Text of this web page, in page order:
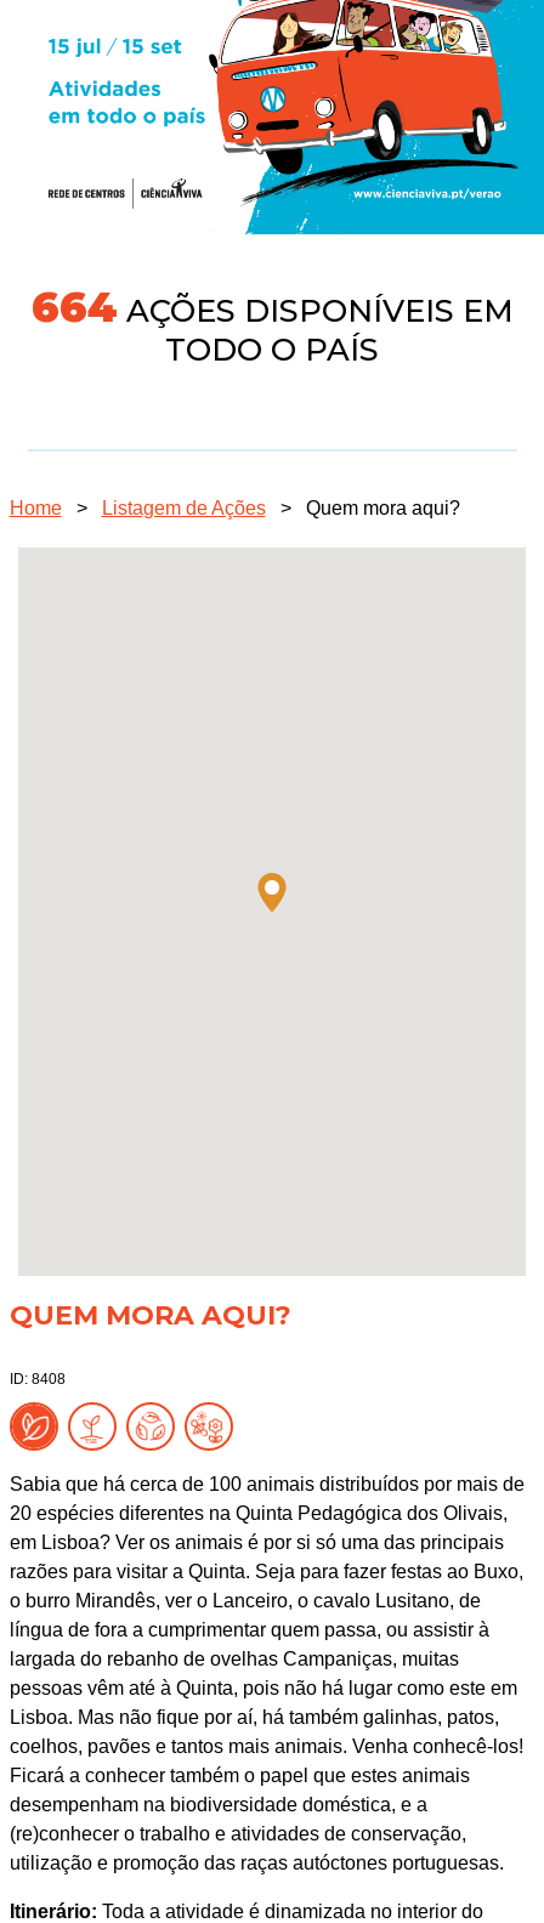
718AÇÕES DISPONÍVEIS EM
TODO O PAÍS
Home > Listagem de Ações > Quem mora aqui?
QUEM MORA AQUI?
ID: 8408
Sabia que há cerca de 100 animais distribuídos por mais de
20 espécies diferentes na Quinta Pedagógica dos Olivais,
em Lisboa? Ver os animais é por si só uma das principais
razões para visitar a Quinta. Seja para fazer festas ao Buxo,
o burro Mirandês, ver o Lanceiro, o cavalo Lusitano, de
língua de fora a cumprimentar quem passa, ou assistir à
largada do rebanho de ovelhas Campaniças, muitas
pessoas vêm até à Quinta, pois não há lugar como este em
Lisboa. Mas não fique por aí, há também galinhas, patos,
coelhos, pavões e tantos mais animais. Venha conhecê-los!
Ficará a conhecer também o papel que estes animais
desempenham na biodiversidade doméstica, e a
(re)conhecer o trabalho e atividades de conservação,
utilização e promoção das raças autóctones portuguesas.
Itinerário: Toda a atividade é dinamizada no interior do